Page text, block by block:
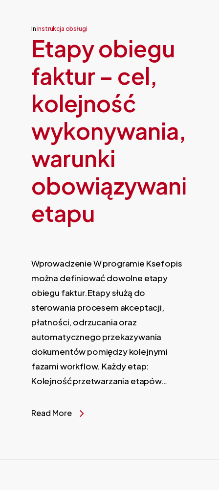
In Instrukcja obsługi
Etapy obiegu
faktur – cel,
kolejność
wykonywania,
warunki
obowiązywania
etapu
Wprowadzenie W programie Ksefopis
można definiować dowolne etapy
obiegu faktur.Etapy służą do
sterowania procesem akceptacji,
płatności, odrzucania oraz
automatycznego przekazywania
dokumentów pomiędzy kolejnymi
fazami workflow. Każdy etap:
Kolejność przetwarzania etapów…
Read More